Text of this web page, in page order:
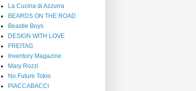
La Cucina di Azzurra
BEARDS ON THE ROAD
Beastie Boys
DESIGN WITH LOVE
FREITAG
Inventory Magazine.
Mary Rozzi
No Future Tokio
PIACCABACCI